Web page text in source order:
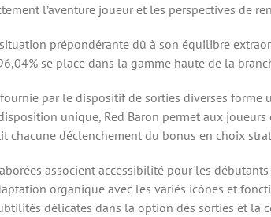
l’aventure joueur et les perspectives de
prépondérante dû à son équilibre
se place dans la gamme haute de la
par le dispositif de sorties diverses
unique, Red Baron permet aux
chacune déclenchement du bonus en choix
associent accessibilité pour les
organique avec les variés icônes et
délicates dans la option des sorties et la